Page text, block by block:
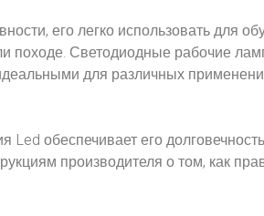
его легко использовать для
походе. Светодиодные рабочие
для различных
обеспечивает его
производителя о том, как